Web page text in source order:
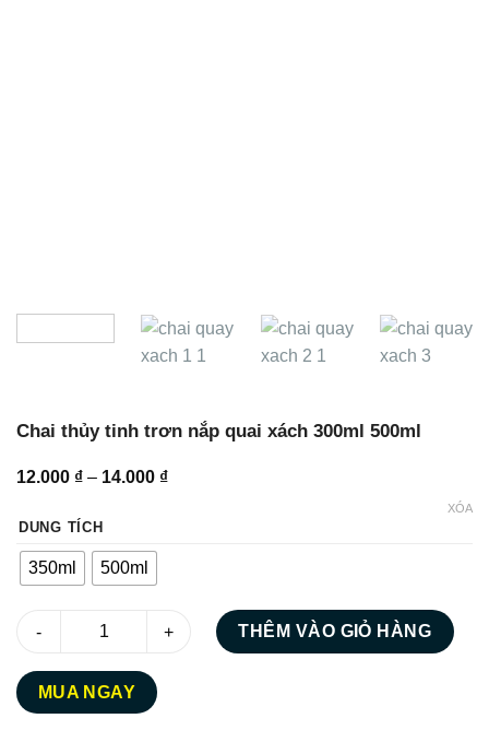
Chai thủy tinh trơn nắp quai xách 300ml 500ml
12.000 ₫ – 14.000 ₫Khoảng
DUNG TÍCH
350ml 500ml
XÓA
Chai thủy tinh trơn nắp quai xách 300ml 500ml số lượng
THÊM VÀO GIỎ HÀNG
MUA NGAY